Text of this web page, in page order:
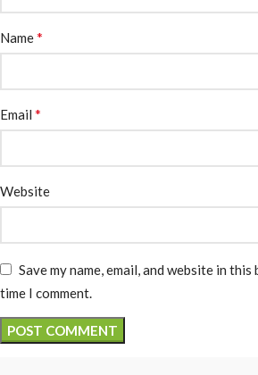
Name*
Email *
Website
Save my name, email, and website in
time I comment.